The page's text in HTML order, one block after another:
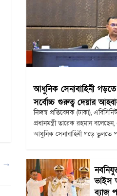
→
আধুনিক সেনাবাহিনী
সর্বোচ্চ গুরুত্ব দেয়ার আহ্বান
নিজস্ব প্রতিবেদক (ঢাকা),
প্রধানমন্ত্রী তারেক রহমান
আধুনিক সেনাবাহিনী গড়ে তুলতে
ভাইস
ব্যাজ